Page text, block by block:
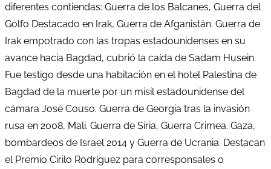
diferentes contiendas: Guerra de los Balcanes, Guerra del
Golfo Destacado en Irak, Guerra de Afganistán. Guerra de
Irak empotrado con las tropas estadounidenses en su
avance hacia Bagdad, cubrió la caída de Sadam Husein.
Fue testigo desde una habitación en el hotel Palestina de
Bagdad de la muerte por un misil estadounidense del
cámara José Couso. Guerra de Georgia tras la invasión
rusa en 2008, Mali. Guerra de Siria, Guerra Crimea. Gaza,
bombardeos de Israel 2014 y Guerra de Ucrania. Destacan
el Premio Cirilo Rodríguez para corresponsales o